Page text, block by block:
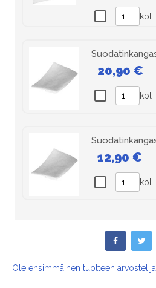
kpl
20,90 €
kpl
12,90 €
kpl
Ole ensimmäinen tuotteen arvostelija